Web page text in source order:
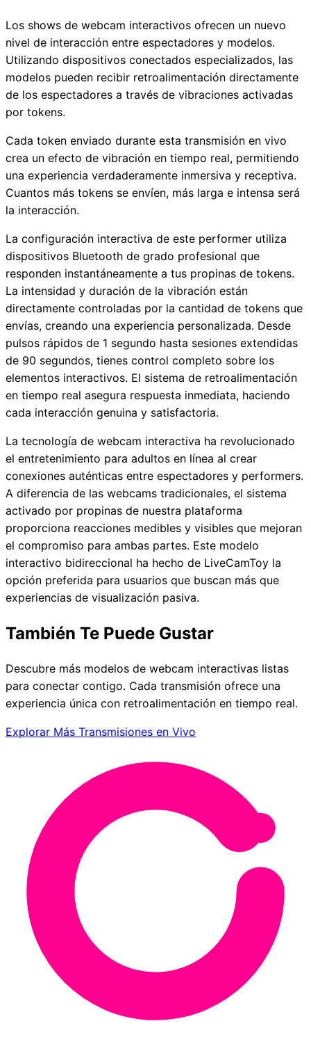
Los shows de webcam interactivos ofrecen un nuevo
nivel de interacción entre espectadores y modelos.
Utilizando dispositivos conectados especializados, las
modelos pueden recibir retroalimentación directamente
de los espectadores a través de vibraciones activadas
por tokens.
Cada token enviado durante esta transmisión en vivo
crea un efecto de vibración en tiempo real, permitiendo
una experiencia verdaderamente inmersiva y receptiva.
Cuantos más tokens se envíen, más larga e intensa será
la interacción.
La configuración interactiva de este performer utiliza
dispositivos Bluetooth de grado profesional que
responden instantáneamente a tus propinas de tokens.
La intensidad y duración de la vibración están
directamente controladas por la cantidad de tokens que
envías, creando una experiencia personalizada. Desde
pulsos rápidos de 1 segundo hasta sesiones extendidas
de 90 segundos, tienes control completo sobre los
elementos interactivos. El sistema de retroalimentación
en tiempo real asegura respuesta inmediata, haciendo
cada interacción genuina y satisfactoria.
La tecnología de webcam interactiva ha revolucionado
el entretenimiento para adultos en línea al crear
conexiones auténticas entre espectadores y performers.
A diferencia de las webcams tradicionales, el sistema
activado por propinas de nuestra plataforma
proporciona reacciones medibles y visibles que mejoran
el compromiso para ambas partes. Este modelo
interactivo bidireccional ha hecho de LiveCamToy la
opción preferida para usuarios que buscan más que
experiencias de visualización pasiva.
También Te Puede Gustar
Descubre más modelos de webcam interactivas listas
para conectar contigo. Cada transmisión ofrece una
experiencia única con retroalimentación en tiempo real.
Explorar Más Transmisiones en Vivo